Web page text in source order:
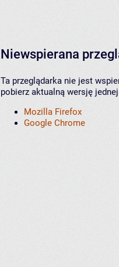
Niewspierana
Ta przeglądarka nie jest
pobierz aktualną wersję
Mozilla Firefox
Google Chrome